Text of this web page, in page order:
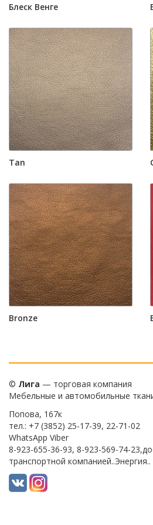
Блеск Венге
Tan
Bronze
© Лига — торговая компания
Мебельные и автомобильные
Попова, 167к
тел.: +7 (3852) 25-17-39, 22-71-02
WhatsApp Viber
8-923-655-36-93, 8-923-569-74-
транспортной компанией..Энергия..